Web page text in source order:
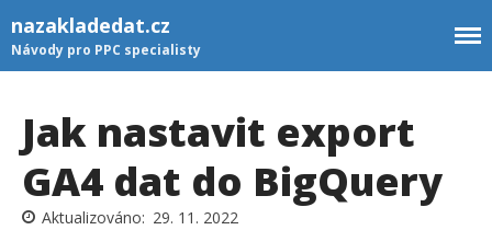
nazakladedat.cz
Návody pro PPC specialisty
Jak nastavit export
GA4 dat do BigQuery
29. 11. 2022